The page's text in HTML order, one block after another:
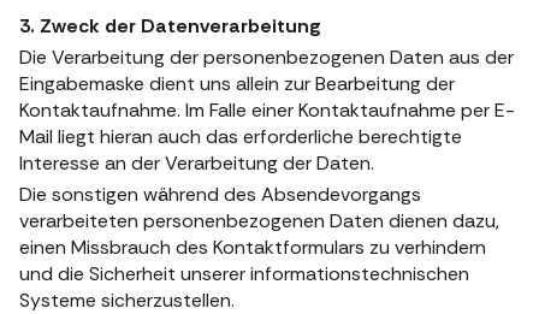
3. Zweck der Datenverarbeitung
Die Verarbeitung der personenbezogenen Daten aus der
Eingabemaske dient uns allein zur Bearbeitung der
Kontaktaufnahme. Im Falle einer Kontaktaufnahme per E-
Mail liegt hieran auch das erforderliche berechtigte
Interesse an der Verarbeitung der Daten.
Die sonstigen während des Absendevorgangs
verarbeiteten personenbezogenen Daten dienen dazu,
einen Missbrauch des Kontaktformulars zu verhindern
und die Sicherheit unserer informationstechnischen
Systeme sicherzustellen.